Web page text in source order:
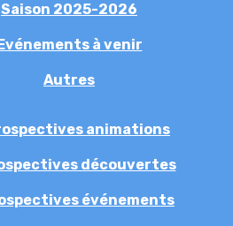
Saison 2025-2026
à venir
Autres
animations
découvertes
événements